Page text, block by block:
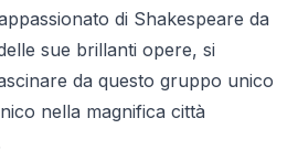
di Shakespeare da
sue brillanti opere, si
da questo gruppo unico
nella magnifica città